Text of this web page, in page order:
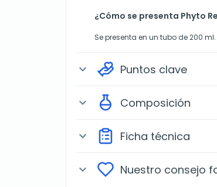
¿Cómo se presenta Phyto
Se presenta en un tubo de 200 ml.
expand_more Puntos clave
expand_more Composición
expand_more Ficha técnica
expand_more Nuestro consejo